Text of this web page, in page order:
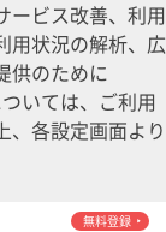
ービス改善、利用
用状況の解析、広
供のために
いては、ご利用
、各設定画面より
無料登録